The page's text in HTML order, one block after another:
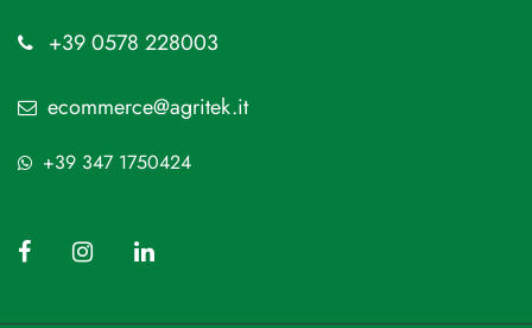
+39 0578 228003
ecommerce@agritek.it
+39 347 1750424